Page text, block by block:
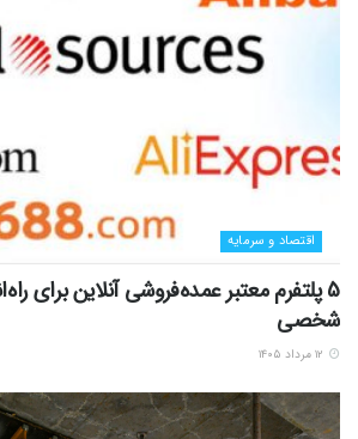
اقتصاد و سرمایه
5 پلتفرم معتبر عمده‌فروشی آنلاین برای
شخصی